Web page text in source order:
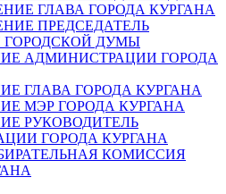
ГЛАВА ГОРОДА КУРГАНА
ПРЕДСЕДАТЕЛЬ
ГОРОДСКОЙ ДУМЫ
АДМИНИСТРАЦИИ ГОРОДА
ГЛАВА ГОРОДА КУРГАНА
МЭР ГОРОДА КУРГАНА
РУКОВОДИТЕЛЬ
ГОРОДА КУРГАНА
КОМИССИЯ